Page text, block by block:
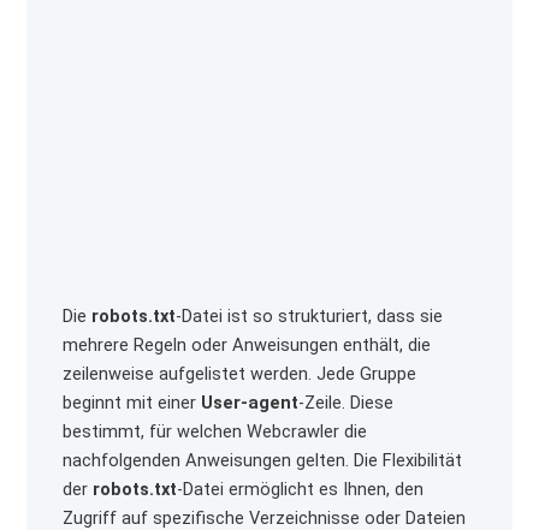
Die robots.txt-Datei ist so strukturiert, dass sie
mehrere Regeln oder Anweisungen enthält, die
zeilenweise aufgelistet werden. Jede Gruppe
beginnt mit einer User-agent-Zeile. Diese
bestimmt, für welchen Webcrawler die
nachfolgenden Anweisungen gelten. Die Flexibilität
der robots.txt-Datei ermöglicht es Ihnen, den
Zugriff auf spezifische Verzeichnisse oder Dateien